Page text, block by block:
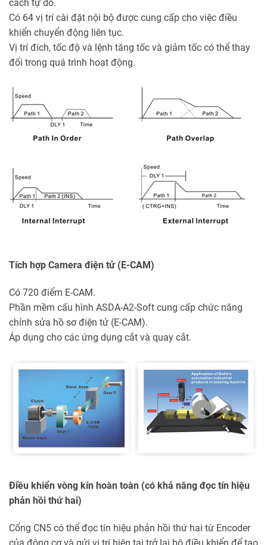
cách tự do.
Có 64 vị trí cài đặt nội bộ được cung cấp cho việc điều
khiển chuyển động liên tục.
Vị trí đích, tốc độ và lệnh tăng tốc và giảm tốc có thể thay
đổi trong quá trình hoạt động.
Tích hợp Camera điện tử (E-CAM)
Có 720 điểm E-CAM.
Phần mềm cấu hình ASDA-A2-Soft cung cấp chức năng
chỉnh sửa hồ sơ điện tử (E-CAM).
Áp dụng cho các ứng dụng cắt và quay cắt.
Điều khiển vòng kín hoàn toàn (có khả năng đọc tín hiệu
phản hồi thứ hai)
Cổng CN5 có thể đọc tín hiệu phản hồi thứ hai từ Encoder